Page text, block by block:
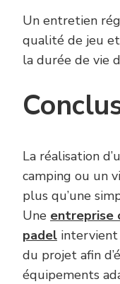
Un entretien
qualité de jeu
la durée de vie
La réalisation
camping ou un
plus qu’une
Une entreprise
padel intervient
du projet afin
équipements